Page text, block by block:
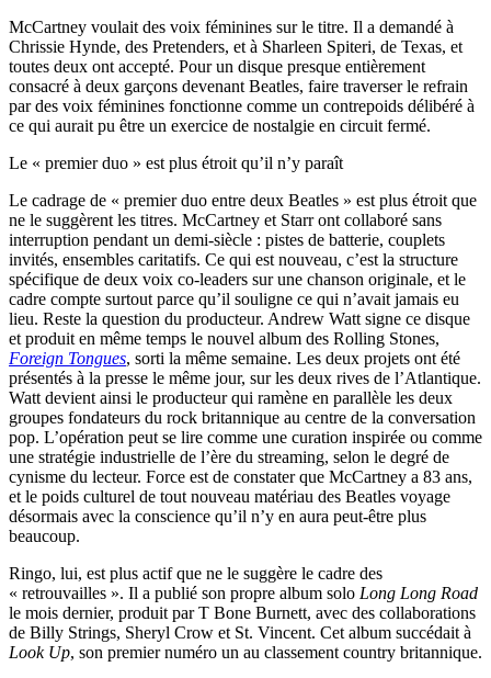
McCartney voulait des voix féminines sur le titre. Il a demandé à
Chrissie Hynde, des Pretenders, et à Sharleen Spiteri, de Texas, et
toutes deux ont accepté. Pour un disque presque entièrement
consacré à deux garçons devenant Beatles, faire traverser le refrain
par des voix féminines fonctionne comme un contrepoids délibéré à
ce qui aurait pu être un exercice de nostalgie en circuit fermé.
Le « premier duo » est plus étroit qu’il n’y paraît
Le cadrage de « premier duo entre deux Beatles » est plus étroit que
ne le suggèrent les titres. McCartney et Starr ont collaboré sans
interruption pendant un demi-siècle : pistes de batterie, couplets
invités, ensembles caritatifs. Ce qui est nouveau, c’est la structure
spécifique de deux voix co-leaders sur une chanson originale, et le
cadre compte surtout parce qu’il souligne ce qui n’avait jamais eu
lieu. Reste la question du producteur. Andrew Watt signe ce disque
et produit en même temps le nouvel album des Rolling Stones,
Foreign Tongues, sorti la même semaine. Les deux projets ont été
présentés à la presse le même jour, sur les deux rives de l’Atlantique.
Watt devient ainsi le producteur qui ramène en parallèle les deux
groupes fondateurs du rock britannique au centre de la conversation
pop. L’opération peut se lire comme une curation inspirée ou comme
une stratégie industrielle de l’ère du streaming, selon le degré de
cynisme du lecteur. Force est de constater que McCartney a 83 ans,
et le poids culturel de tout nouveau matériau des Beatles voyage
désormais avec la conscience qu’il n’y en aura peut-être plus
beaucoup.
Ringo, lui, est plus actif que ne le suggère le cadre des
« retrouvailles ». Il a publié son propre album solo Long Long Road
le mois dernier, produit par T Bone Burnett, avec des collaborations
de Billy Strings, Sheryl Crow et St. Vincent. Cet album succédait à
Look Up, son premier numéro un au classement country britannique.